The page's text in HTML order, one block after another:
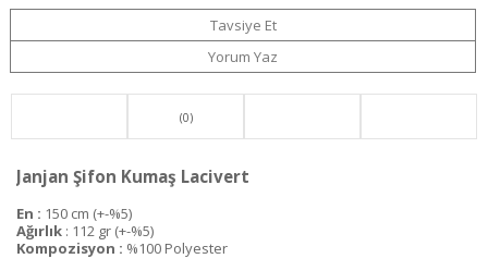
Tavsiye Et
Yorum Yaz
(0)
Janjan Şifon Kumaş Lacivert
En : 150 cm (+-%5)
Ağırlık : 112 gr (+-%5)
Kompozisyon : %100 Polyester